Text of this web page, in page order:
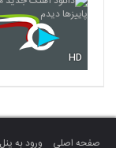
2792
2794
HD
صفحه اصلی ورود به